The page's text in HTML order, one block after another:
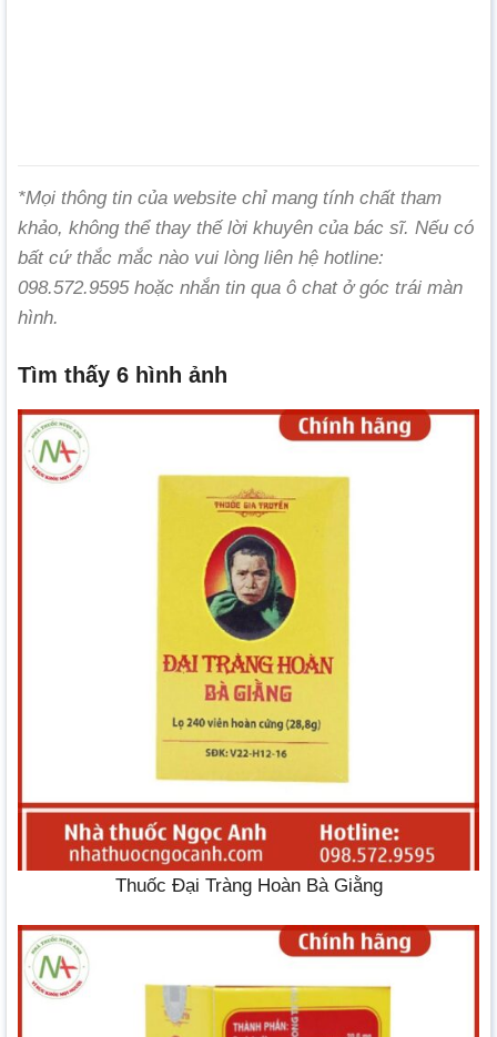
*Mọi thông tin của website chỉ mang tính chất tham
khảo, không thể thay thế lời khuyên của bác sĩ. Nếu có
bất cứ thắc mắc nào vui lòng liên hệ hotline:
098.572.9595 hoặc nhắn tin qua ô chat ở góc trái màn
hình.
Tìm thấy 6 hình ảnh
Thuốc Đại Tràng Hoàn Bà Giằng